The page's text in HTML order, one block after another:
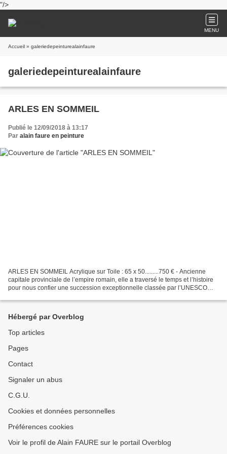
"/>
MENU
Accueil » galeriedepeinturealainfaure
galeriedepeinturealainfaure
ARLES EN SOMMEIL
Publié le 12/09/2018 à 13:17
Par alain faure en peinture
ARLES EN SOMMEIL Acrylique sur Toile : 65 x 50.........750 € - Ancienne
capitale provinciale de l’empire romain, elle a traversé le temps et l’histoire
pour nous confier une succession exceptionnelle classée par l’UNESCO
Hébergé par Overblog
Top articles
Pages
Contact
Signaler un abus
C.G.U.
Cookies et données personnelles
Préférences cookies
Voir le profil de Alain FAURE sur le portail Overblog